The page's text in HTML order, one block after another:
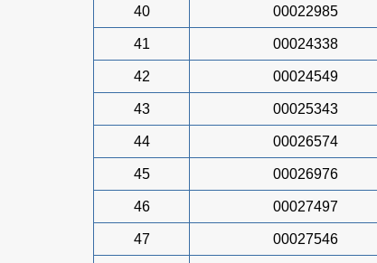
40 00022985
41 00024338
42 00024549
43 00025343
44 00026574
45 00026976
46 00027497
47 00027546